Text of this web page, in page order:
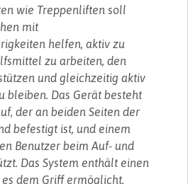
wie Treppenliften soll
mit
helfen, aktiv zu
zu arbeiten, den
und gleichzeitig aktiv
bleiben. Das Gerät besteht
der an beiden Seiten der
befestigt ist, und einem
Benutzer beim Auf- und
Das System enthält einen
dem Griff ermöglicht,